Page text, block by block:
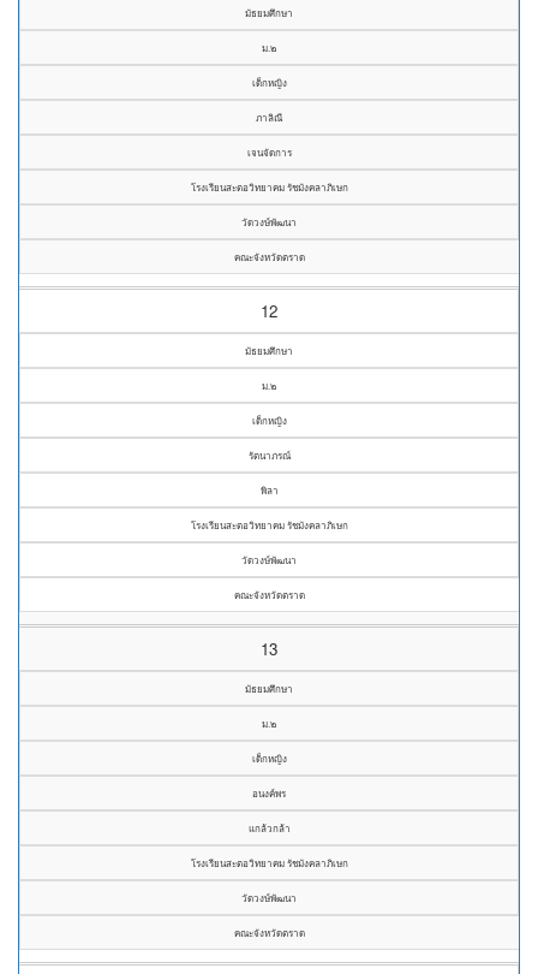
มัธยมศึกษา
ม.๒
เด็กหญิง
ภาลิณี
เจนจัดการ
โรงเรียนสะตอวิทยาคม รัชมังคลาภิเษก
วัดวงษ์พัฒนา
คณะจังหวัดตราด
12
มัธยมศึกษา
ม.๒
เด็กหญิง
รัตนาภรณ์
พิลา
โรงเรียนสะตอวิทยาคม รัชมังคลาภิเษก
วัดวงษ์พัฒนา
คณะจังหวัดตราด
13
มัธยมศึกษา
ม.๒
เด็กหญิง
อนงค์พร
แกล้วกล้า
โรงเรียนสะตอวิทยาคม รัชมังคลาภิเษก
วัดวงษ์พัฒนา
คณะจังหวัดตราด